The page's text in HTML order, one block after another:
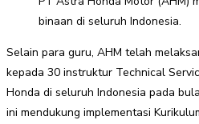
binaan di seluruh Indonesia.
Selain para guru, AHM telah
kepada 30 instruktur Technical
Honda di seluruh Indonesia pada
ini mendukung implementasi